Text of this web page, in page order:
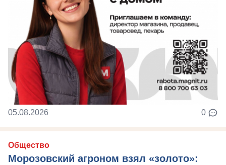
05.08.2026 0
Общество
Морозовский агроном взял «золото»: